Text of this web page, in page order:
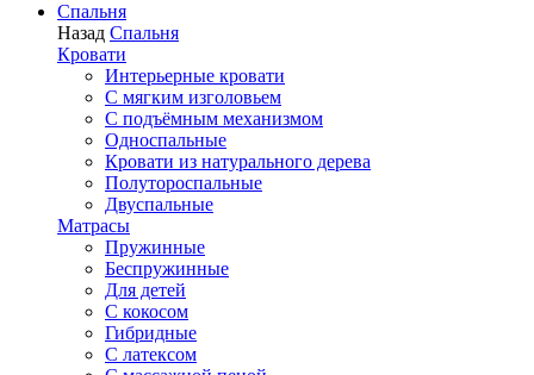
Спальня
Назад Спальня
Кровати
Интерьерные кровати
С мягким изголовьем
С подъёмным механизмом
Односпальные
Кровати из натурального дерева
Полутороспальные
Двуспальные
Матрасы
Пружинные
Беспружинные
Для детей
C кокосом
Гибридные
С латексом